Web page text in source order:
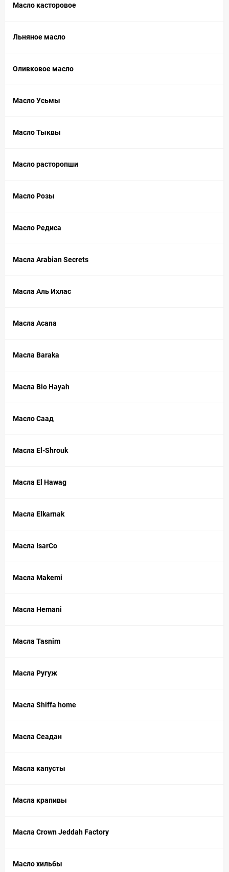
Масло касторовое
Льняное масло
Оливковое масло
Масло Усьмы
Масло Тыквы
Масло расторопши
Масло Розы
Масло Редиса
Масла Arabian Secrets
Масла Аль Ихлас
Масла Acana
Масла Baraka
Масла Bio Hayah
Масло Саад
Масла El-Shrouk
Масла El Hawag
Масла Elkarnak
Масла IsarCo
Масла Makemi
Масла Hemani
Масла Tasnim
Масла Ругуж
Масла Shiffa home
Масла Сеадан
Масла капусты
Масла крапивы
Масла Crown Jeddah Factory
Масло хильбы